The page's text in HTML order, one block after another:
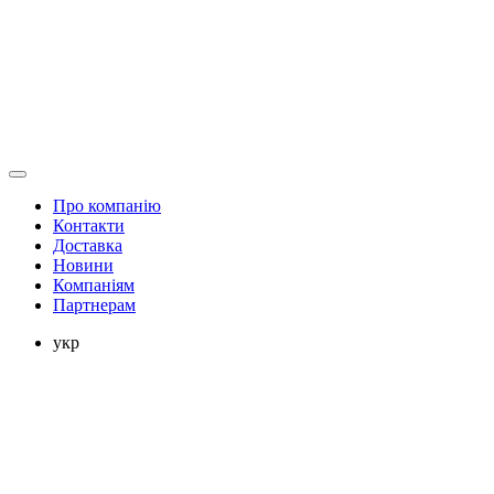
Про компанію
Контакти
Доставка
Новини
Компаніям
Партнерам
укр